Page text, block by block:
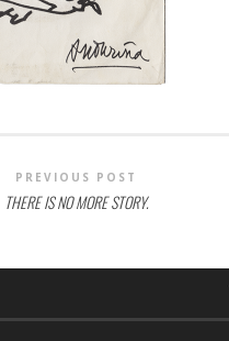
PREVIOUS POST
THERE IS NO MORE STORY.